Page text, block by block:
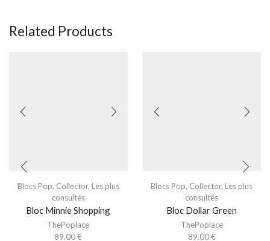
Related Products
Blocs Pop, Collector, Les plus
consultés
Bloc Minnie Shopping
ThePoplace
89.00€
Blocs Pop, Collector, Les plus
consultés
Bloc Dollar Green
ThePoplace
89.00€